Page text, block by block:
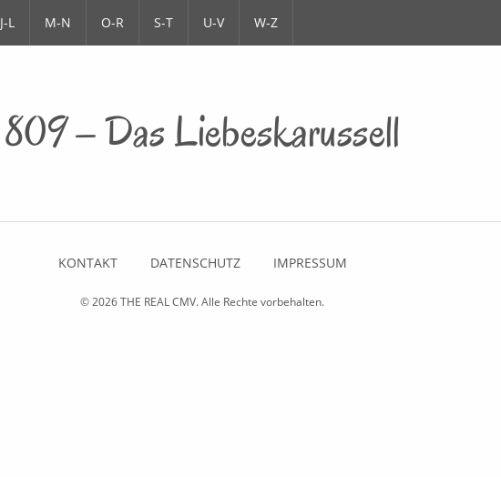
J-L M-N O-R S-T U-V W-Z
809 – Das Liebeskarussell
KONTAKT DATENSCHUTZ IMPRESSUM
© 2026THE REAL CMV. Alle Rechte vorbehalten.